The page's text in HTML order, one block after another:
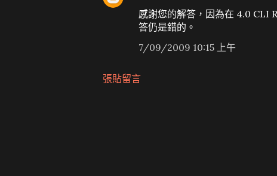
感謝您的解答，因為在 4.0
答仍是錯的。
7/09/2009 10:15 上午
張貼留言